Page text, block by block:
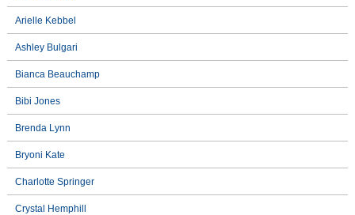
Arielle Kebbel
Ashley Bulgari
Bianca Beauchamp
Bibi Jones
Brenda Lynn
Bryoni Kate
Charlotte Springer
Crystal Hemphill